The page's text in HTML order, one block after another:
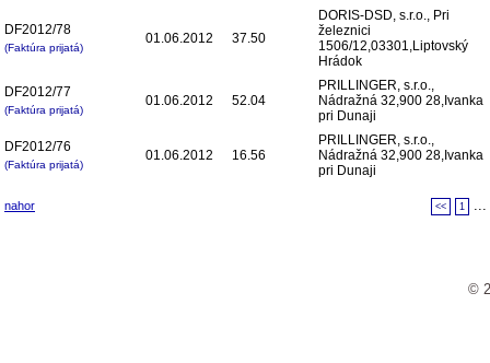
DF2012/78
(Faktúra prijatá)
01.06.2012 37.50
DORIS-DSD, s.r.o., Pri
železnici
1506/12,03301,Liptovský
Hrádok
DF2012/77
(Faktúra prijatá)
01.06.2012 52.04
PRILLINGER, s.r.o.,
Nádražná 32,900 28,Ivanka
pri Dunaji
DF2012/76
(Faktúra prijatá)
01.06.2012 16.56
PRILLINGER, s.r.o.,
Nádražná 32,900 28,Ivanka
pri Dunaji
nahor << 1
©